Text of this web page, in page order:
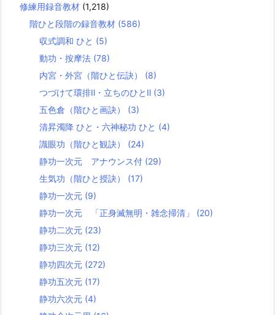
修練用録音教材 (1,218)
階ひと段階の録音教材 (586)
収式調和 ひと (5)
動功・按摩法 (78)
内宮・外宮（階ひと伝訣） (8)
つづけて環排Ⅱ・立ちのひとⅡ (3)
五色倉（階ひと画訣） (3)
清昇濁降 ひと・六神秘功 ひと (4)
識眼功（階ひと観訣） (24)
静功一次元 アナウンス付 (29)
生気功（階ひと授訣） (17)
静功一次元 (9)
静功一次元 「正身滅無明・雑念掃清」 (20)
静功二次元 (23)
静功三次元 (12)
静功四次元 (272)
静功五次元 (17)
静功六次元 (4)